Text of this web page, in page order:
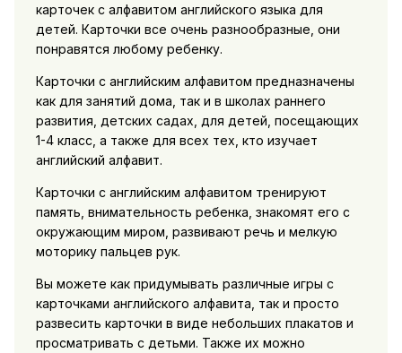
карточек с алфавитом английского языка для
детей. Карточки все очень разнообразные, они
понравятся любому ребенку.
Карточки с английским алфавитом предназначены
как для занятий дома, так и в школах раннего
развития, детских садах, для детей, посещающих
1-4 класс, а также для всех тех, кто изучает
английский алфавит.
Карточки с английским алфавитом тренируют
память, внимательность ребенка, знакомят его с
окружающим миром, развивают речь и мелкую
моторику пальцев рук.
Вы можете как придумывать различные игры с
карточками английского алфавита, так и просто
развесить карточки в виде небольших плакатов и
просматривать с детьми. Также их можно